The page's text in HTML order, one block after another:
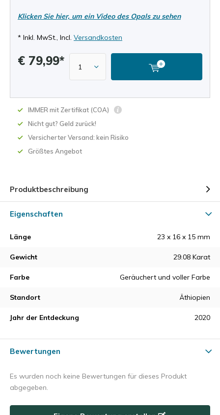
Klicken Sie hier, um ein Video des Opals zu sehen
* Inkl. MwSt., Incl. Versandkosten
€ 79,99*
IMMER mit Zertifikat (COA)
Nicht gut? Geld zurück!
Versicherter Versand: kein Risiko
Größtes Angebot
Produktbeschreibung
Eigenschaften
Länge 23 x 16 x 15 mm
Gewicht 29.08 Karat
Farbe Geräuchert und voller Farbe
Standort Äthiopien
Jahr der Entdeckung 2020
Bewertungen
Es wurden noch keine Bewertungen für dieses Produkt
abgegeben.